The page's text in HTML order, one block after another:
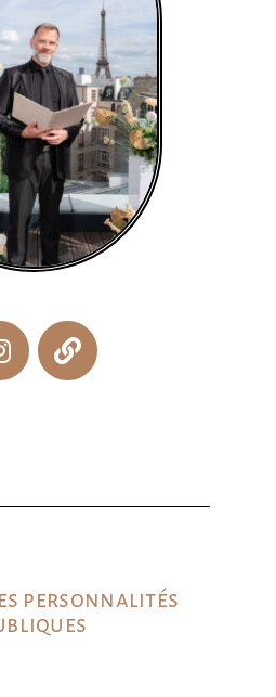
personnalités